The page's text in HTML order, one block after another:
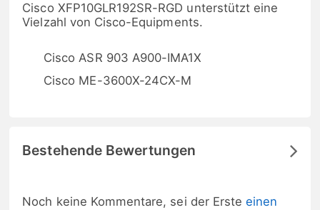
Cisco XFP10GLR192SR-RGD unterstützt eine
Vielzahl von Cisco-Equipments.
Cisco ASR 903 A900-IMA1X
Cisco ME-3600X-24CX-M
Bestehende Bewertungen
Noch keine Kommentare, sei der Ersteeinen